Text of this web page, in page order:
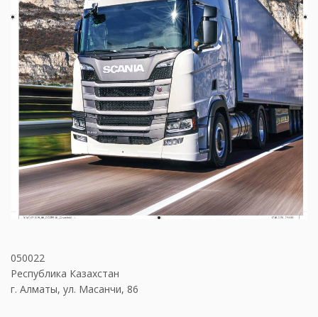
050022
Республика Казахстан
г. Алматы, ул. Масанчи, 86